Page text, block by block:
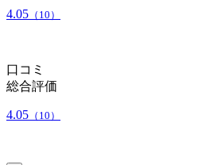
4.05 （10）
口コミ
総合評価
4.05 （10）